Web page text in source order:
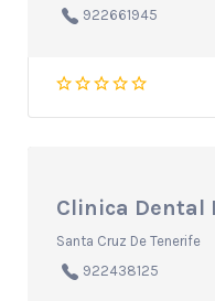
922661945
Clinica Dental
Santa Cruz De Tenerife
922438125